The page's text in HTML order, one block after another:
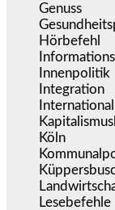
Genuss
Hörbefehl
Innenpolitik
Integration
International
Köln
Lesebefehle